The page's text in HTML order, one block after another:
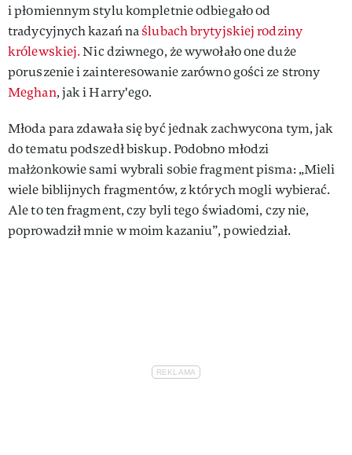
i płomiennym stylu kompletnie odbiegało od
tradycyjnych kazań naślubach brytyjskiej rodziny
królewskiej.Nic dziwnego, że wywołało one duże
poruszenie i zainteresowanie zarówno gości ze strony
Meghan, jak i Harry'ego.
Młoda para zdawała się być jednak zachwycona tym, jak
do tematu podszedł biskup. Podobno młodzi
małżonkowie sami wybrali sobie fragment pisma: „Mieli
wiele biblijnych fragmentów, z których mogli wybierać.
Ale to ten fragment, czy byli tego świadomi, czy nie,
poprowadził mnie w moim kazaniu”, powiedział.